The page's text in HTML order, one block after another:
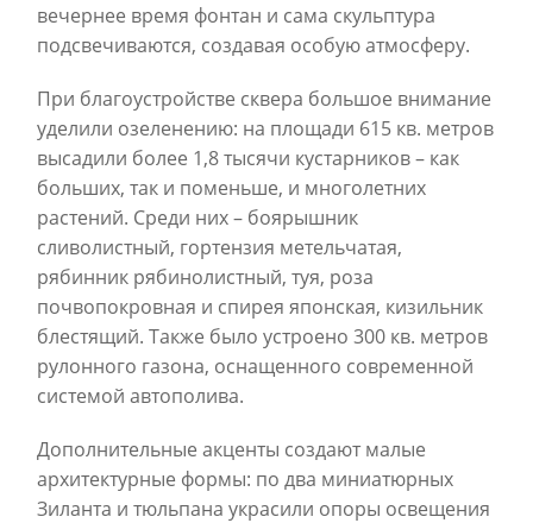
вечернее время фонтан и сама скульптура
подсвечиваются, создавая особую атмосферу.
При благоустройстве сквера большое внимание
уделили озеленению: на площади 615 кв. метров
высадили более 1,8 тысячи кустарников – как
больших, так и поменьше, и многолетних
растений. Среди них – боярышник
сливолистный, гортензия метельчатая,
рябинник рябинолистный, туя, роза
почвопокровная и спирея японская, кизильник
блестящий. Также было устроено 300 кв. метров
рулонного газона, оснащенного современной
системой автополива.
Дополнительные акценты создают малые
архитектурные формы: по два миниатюрных
Зиланта и тюльпана украсили опоры освещения